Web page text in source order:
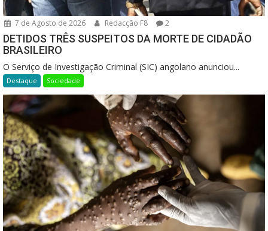
7 de Agosto de 2026 Redacção F8 2
DETIDOS TRÊS SUSPEITOS DA MORTE DE CIDADÃO
BRASILEIRO
O Serviço de Investigação Criminal (SIC) angolano anunciou...
Destaque Sociedade